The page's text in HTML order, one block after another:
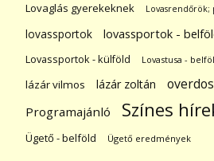
Lovaglás gyerekeknek Lovasrendőrök;
lovassportok lovassportok -
Lovassportok - külföld Lovastusa -
lázár vilmos lázár zoltán
Programajánló Színes
Ügető - belföld Ügető eredmények